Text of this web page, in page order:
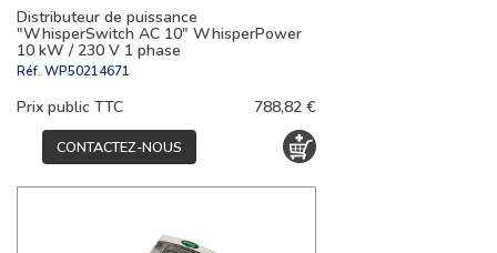
Distributeur de puissance
"WhisperSwitch AC 10" WhisperPower
10 kW / 230 V 1 phase
Réf. WP50214671
Prix public TTC 788,82 €
CONTACTEZ-NOUS